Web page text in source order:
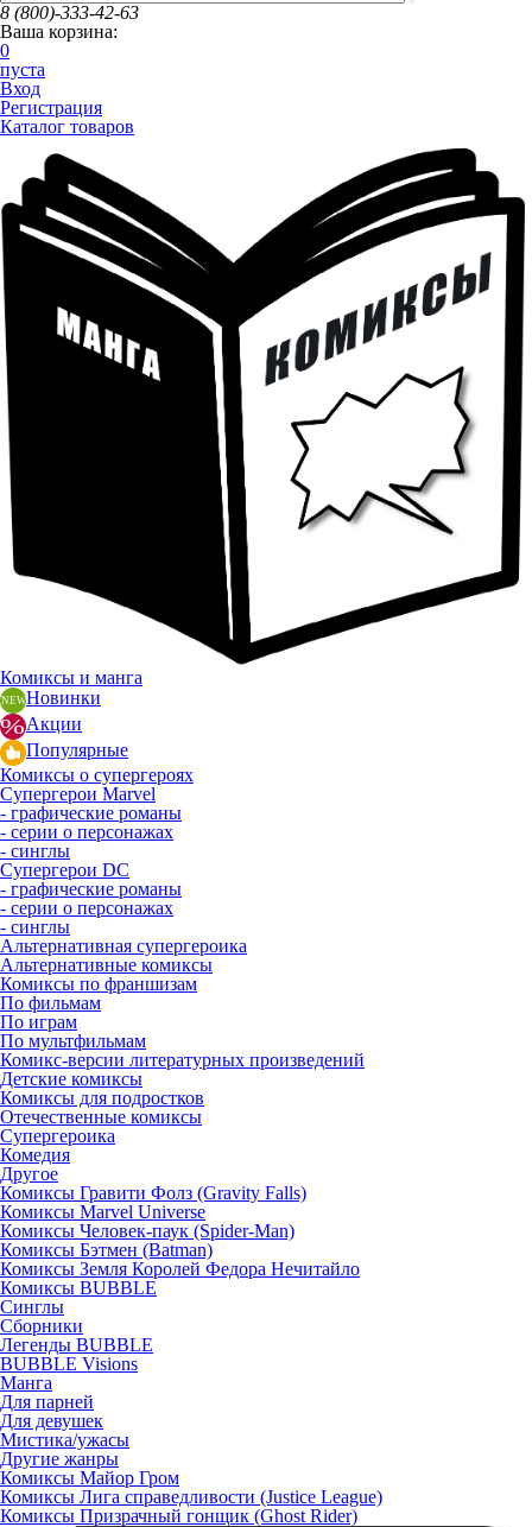
8 (800)-333-42-63
Ваша корзина:
0
пуста
Вход
Регистрация
Каталог товаров
Комиксы и манга
Новинки
Акции
Популярные
Комиксы о супергероях
Супергерои Marvel
- графические романы
- серии о персонажах
- синглы
Супергерои DC
- графические романы
- серии о персонажах
- синглы
Альтернативная супергероика
Альтернативные комиксы
Комиксы по франшизам
По фильмам
По играм
По мультфильмам
Комикс-версии литературных произведений
Детские комиксы
Комиксы для подростков
Отечественные комиксы
Супергероика
Комедия
Другое
Комиксы Гравити Фолз (Gravity Falls)
Комиксы Marvel Universe
Комиксы Человек-паук (Spider-Man)
Комиксы Бэтмен (Batman)
Комиксы Земля Королей Федора Нечитайло
Комиксы BUBBLE
Синглы
Сборники
Легенды BUBBLE
BUBBLE Visions
Манга
Для парней
Для девушек
Мистика/ужасы
Другие жанры
Комиксы Майор Гром
Комиксы Лига справедливости (Justice League)
Комиксы Призрачный гонщик (Ghost Rider)